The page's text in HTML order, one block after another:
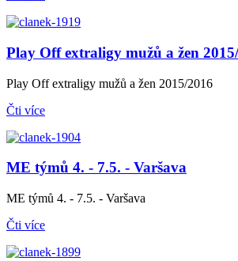
Play Off extraligy mužů a žen
Play Off extraligy mužů a žen 2015/2016
Čti více
ME týmů 4. - 7.5. - Varšava
ME týmů 4. - 7.5. - Varšava
Čti více